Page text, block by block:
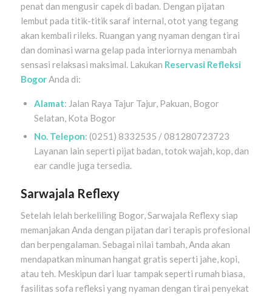
penat dan mengusir capek di badan. Dengan pijatan
lembut pada titik-titik saraf internal, otot yang tegang
akan kembali rileks. Ruangan yang nyaman dengan tirai
dan dominasi warna gelap pada interiornya menambah
sensasi relaksasi maksimal. Lakukan Reservasi Refleksi
BogorAnda di:
Alamat: Jalan Raya Tajur Tajur, Pakuan, Bogor
Selatan, Kota Bogor
No. Telepon: (0251) 8332535 / 081280723723
Layanan lain seperti pijat badan, totok wajah, kop, dan
ear candle juga tersedia.
Sarwajala Reflexy
Setelah lelah berkeliling Bogor, Sarwajala Reflexy siap
memanjakan Anda dengan pijatan dari terapis profesional
dan berpengalaman. Sebagai nilai tambah, Anda akan
mendapatkan minuman hangat gratis seperti jahe, kopi,
atau teh. Meskipun dari luar tampak seperti rumah biasa,
fasilitas sofa refleksi yang nyaman dengan tirai penyekat